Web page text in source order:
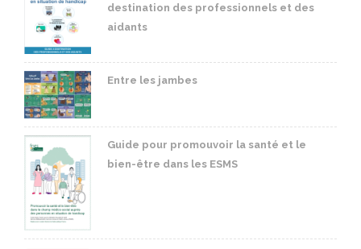
destination des professionnels et des
aidants
Entre les jambes
Guide pour promouvoir la santé et le
bien-être dans les ESMS